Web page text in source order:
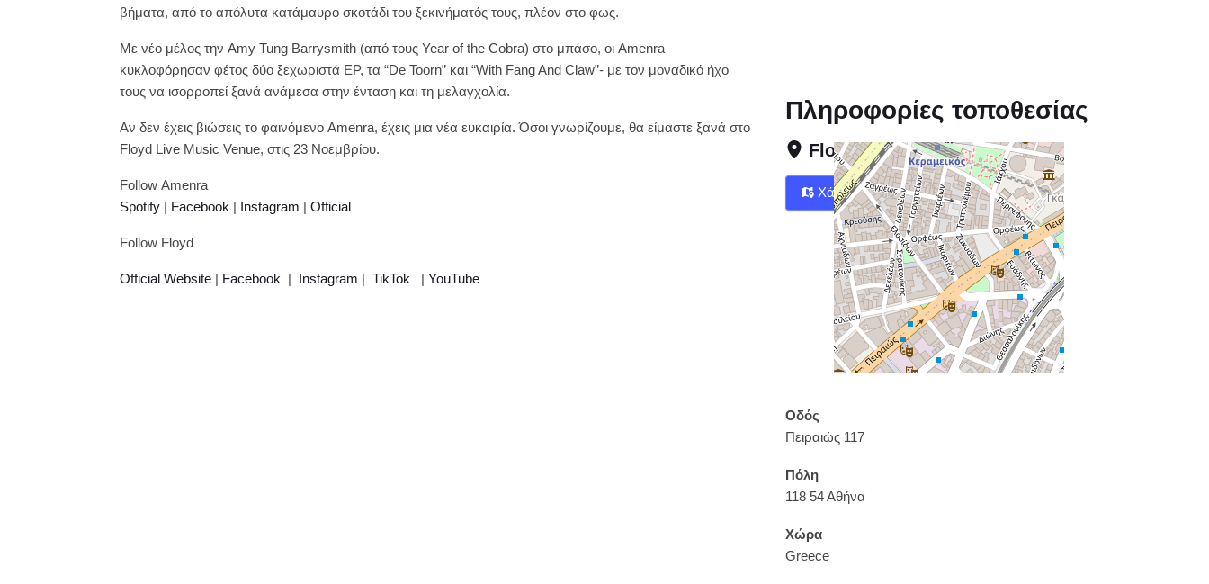
βήματα, από το απόλυτα κατάμαυρο σκοτάδι του ξεκινήματός τους, πλέον στο φως.
Με νέο μέλος την Amy Tung Barrysmith (από τους Year of the Cobra) στο μπάσο, οι Amenra
κυκλοφόρησαν φέτος δύο ξεχωριστά EP, τα “De Toorn” και “With Fang And Claw”- με τον μοναδικό ήχο
τους να ισορροπεί ξανά ανάμεσα στην ένταση και τη μελαγχολία.
Αν δεν έχεις βιώσεις το φαινόμενο Amenra, έχεις μια νέα ευκαιρία. Όσοι γνωρίζουμε, θα είμαστε ξανά στο
Floyd Live Music Venue, στις 23 Νοεμβρίου.
Follow Amenra
Spotify | Facebook | Instagram | Official
Follow Floyd
Official Website | Facebook | Instagram | TikTok | YouTube
Πληροφορίες τοποθεσίας
Floyd
Χάρτης Οδηγίες
Οδός
Πειραιώς 117
Πόλη
118 54 Αθήνα
Χώρα
Greece